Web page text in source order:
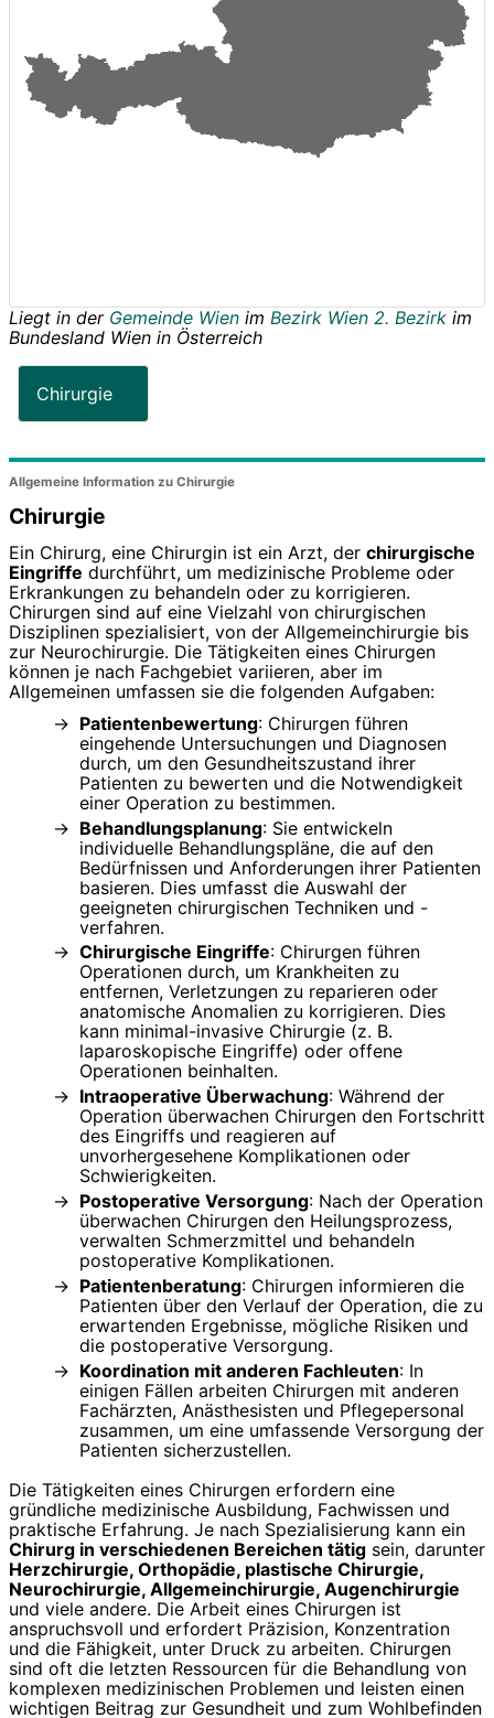
Liegt in der Gemeinde Wien im Bezirk Wien 2. Bezirk im
Bundesland Wien in Österreich
Chirurgie
Allgemeine Information zu Chirurgie
Chirurgie
Ein Chirurg, eine Chirurgin ist ein Arzt, der chirurgische
Eingriffe durchführt, um medizinische Probleme oder
Erkrankungen zu behandeln oder zu korrigieren.
Chirurgen sind auf eine Vielzahl von chirurgischen
Disziplinen spezialisiert, von der Allgemeinchirurgie bis
zur Neurochirurgie. Die Tätigkeiten eines Chirurgen
können je nach Fachgebiet variieren, aber im
Allgemeinen umfassen sie die folgenden Aufgaben:
Patientenbewertung: Chirurgen führen
eingehende Untersuchungen und Diagnosen
durch, um den Gesundheitszustand ihrer
Patienten zu bewerten und die Notwendigkeit
einer Operation zu bestimmen.
Behandlungsplanung: Sie entwickeln
individuelle Behandlungspläne, die auf den
Bedürfnissen und Anforderungen ihrer Patienten
basieren. Dies umfasst die Auswahl der
geeigneten chirurgischen Techniken und -
verfahren.
Chirurgische Eingriffe: Chirurgen führen
Operationen durch, um Krankheiten zu
entfernen, Verletzungen zu reparieren oder
anatomische Anomalien zu korrigieren. Dies
kann minimal-invasive Chirurgie (z. B.
laparoskopische Eingriffe) oder offene
Operationen beinhalten.
Intraoperative Überwachung: Während der
Operation überwachen Chirurgen den Fortschritt
des Eingriffs und reagieren auf
unvorhergesehene Komplikationen oder
Schwierigkeiten.
Postoperative Versorgung: Nach der Operation
überwachen Chirurgen den Heilungsprozess,
verwalten Schmerzmittel und behandeln
postoperative Komplikationen.
Patientenberatung: Chirurgen informieren die
Patienten über den Verlauf der Operation, die zu
erwartenden Ergebnisse, mögliche Risiken und
die postoperative Versorgung.
Koordination mit anderen Fachleuten: In
einigen Fällen arbeiten Chirurgen mit anderen
Fachärzten, Anästhesisten und Pflegepersonal
zusammen, um eine umfassende Versorgung der
Patienten sicherzustellen.
Die Tätigkeiten eines Chirurgen erfordern eine
gründliche medizinische Ausbildung, Fachwissen und
praktische Erfahrung. Je nach Spezialisierung kann ein
Chirurg in verschiedenen Bereichen tätig sein, darunter
Herzchirurgie, Orthopädie, plastische Chirurgie,
Neurochirurgie, Allgemeinchirurgie, Augenchirurgie
und viele andere. Die Arbeit eines Chirurgen ist
anspruchsvoll und erfordert Präzision, Konzentration
und die Fähigkeit, unter Druck zu arbeiten. Chirurgen
sind oft die letzten Ressourcen für die Behandlung von
komplexen medizinischen Problemen und leisten einen
wichtigen Beitrag zur Gesundheit und zum Wohlbefinden